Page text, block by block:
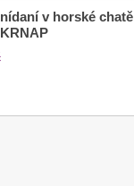
v horské chatě